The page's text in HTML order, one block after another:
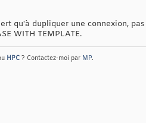
qu'à dupliquer une connexion,
WITH TEMPLATE.
HPC ? Contactez-moi par MP.